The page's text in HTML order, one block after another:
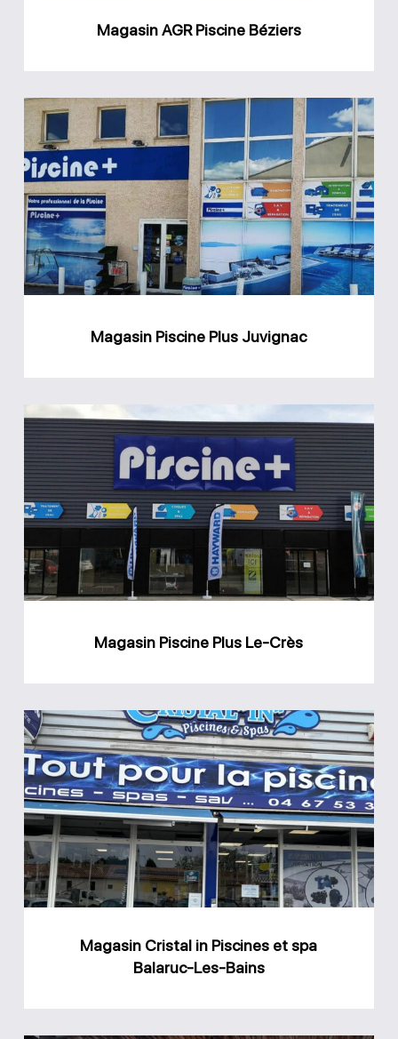
Magasin AGR Piscine Béziers
Magasin
Piscine
Plus
Juvignac
Magasin Piscine Plus Juvignac
Magasin
Piscine
Plus
Le-
Crès
Magasin Piscine Plus Le-Crès
Magasin
Cristal
in
Piscines
et
spa
Balaruc-
Bains
Magasin Cristal in Piscines et spa
Balaruc-Les-Bains